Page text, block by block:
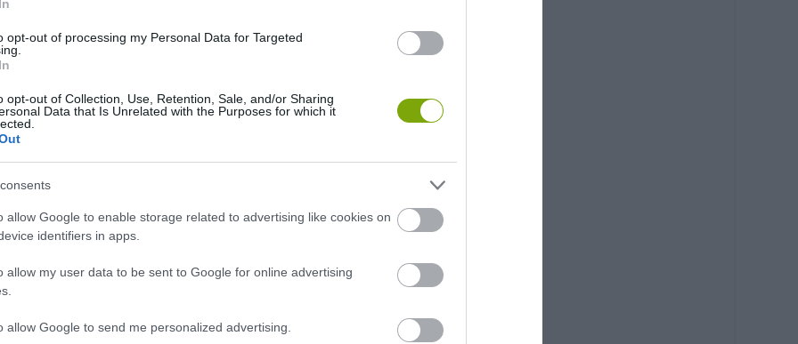
opt-out of processing my Personal Data for Targeted
opt-out of Collection, Use, Retention, Sale, and/or Sharing
Data that Is Unrelated with the Purposes for which it
allow Google to enable storage related to advertising like cookies on
identifiers in apps.
allow my user data to be sent to Google for online advertising
allow Google to send me personalized advertising.